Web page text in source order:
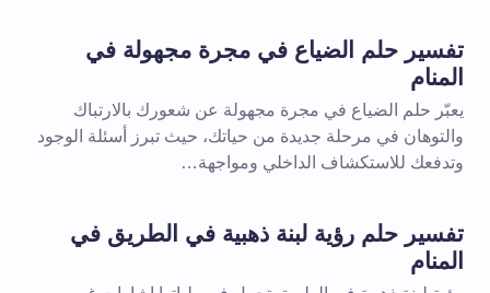
تفسير حلم الضياع في مجرة مجهولة في
المنام
يعبّر حلم الضياع في مجرة مجهولة عن شعورك بالارتباك
والتوهان في مرحلة جديدة من حياتك، حيث تبرز أسئلة الوجود
وتدفعك للاستكشاف الداخلي ومواجهة…
تفسير حلم رؤية لبنة ذهبية في الطريق في
المنام